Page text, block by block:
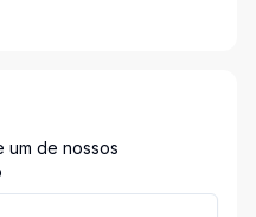
um de nossos